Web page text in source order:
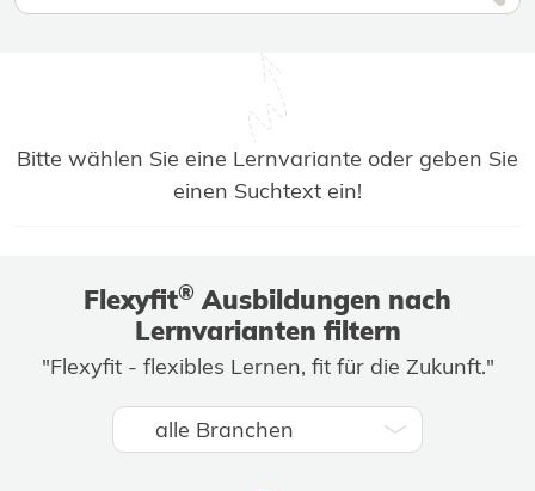
Bitte wählen Sie eine Lernvariante oder geben Sie
einen Suchtext ein!
Flexyfit® Ausbildungen nach
Lernvarianten filtern
"Flexyfit - flexibles Lernen, fit für die Zukunft."